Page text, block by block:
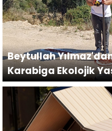
Beytullah
Karabiga Ekolojik
Geleceğe Yatırım